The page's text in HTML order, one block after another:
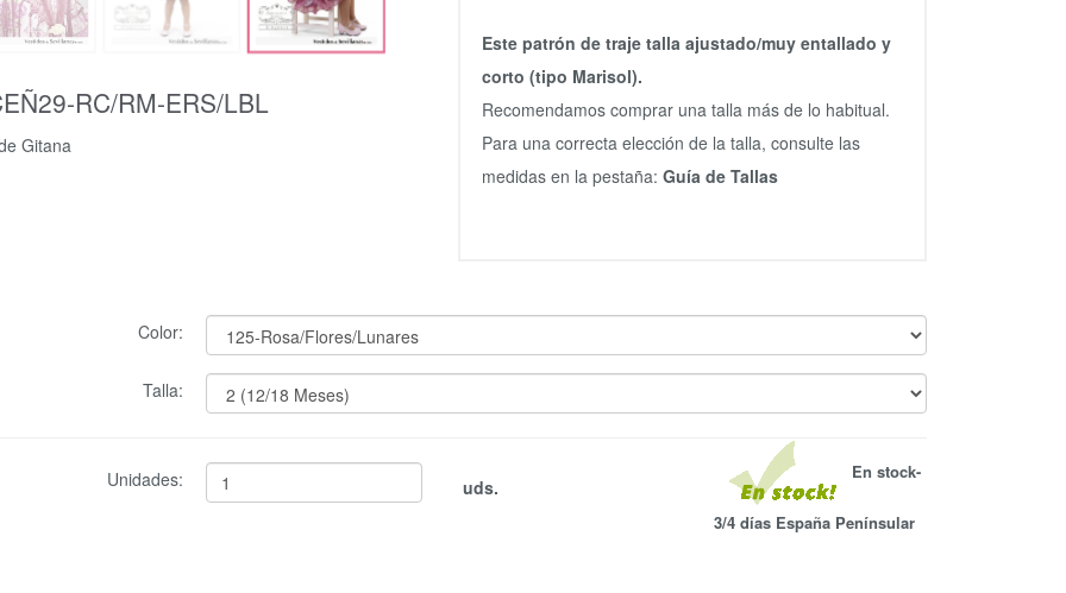
RC/RM-ERS/LBL
Gitana
Este patrón de traje talla ajustado/muy entallado y
corto (tipo Marisol).
Recomendamos comprar una talla más de lo habitual.
Para una correcta elección de la talla, consulte las
medidas en la pestaña:Guía de Tallas
Color:
Talla:
Unidades: uds.
En stock-
3/4 días España Penínsular